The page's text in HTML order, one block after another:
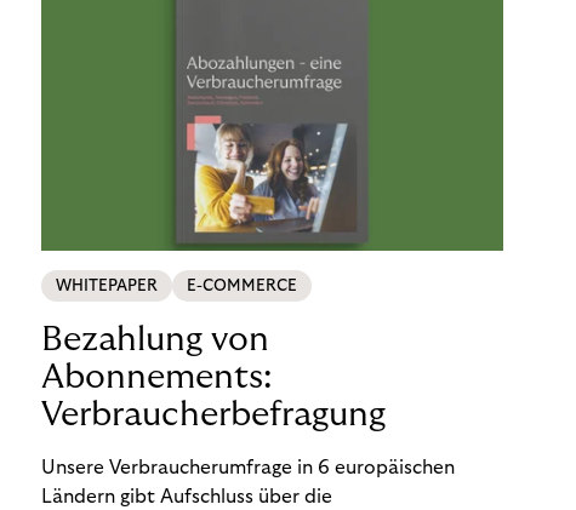
WHITEPAPER E-COMMERCE
Bezahlung von
Abonnements:
Verbraucherbefragung
Unsere Verbraucherumfrage in 6 europäischen
Ländern gibt Aufschluss über die